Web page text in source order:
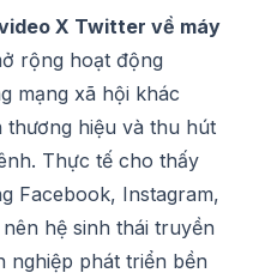
X Twitter về máy
rộng hoạt động
mạng xã hội khác
thương hiệu và thu hút
Thực tế cho thấy
Facebook, Instagram,
hệ sinh thái truyền
nghiệp phát triển bền